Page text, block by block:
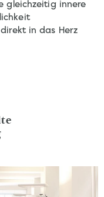
gleichzeitig innere
in das Herz